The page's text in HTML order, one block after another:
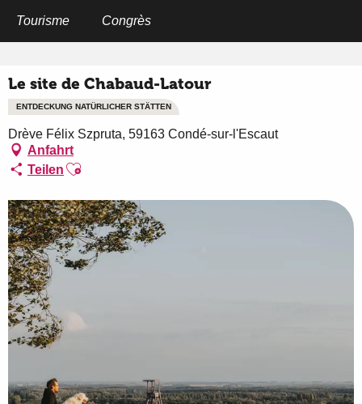
Tourisme Congrès
Le site de Chabaud-Latour
ENTDECKUNG NATÜRLICHER STÄTTEN
Drève Félix Szpruta, 59163 Condé-sur-l'Escaut
Anfahrt
Teilen Ajouter aux favoris